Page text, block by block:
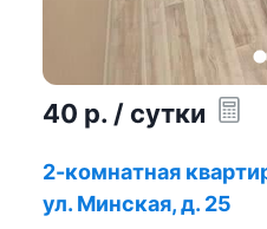
40 р. / сутки
2-комнатная
ул. Минская, д. 25